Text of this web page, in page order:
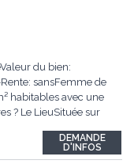
du bien:
sansFemme de
habitables avec une
? Le LieuSituée sur
séduira les
...
DEMANDE
D'INFOS